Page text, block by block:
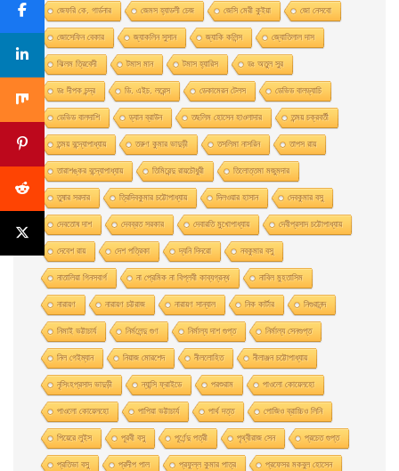
জেফরি কে. গার্ডনার জেমস হ্যাডলী চেজ জেসি মেরী কুইয়া জো নেসবো
জোসেফিন বেকার জ্যাকলিন সুসান জ্যাকি কলিন্স জ্যোতিলাল দাস
ঝিলম ত্রিবেদী টমাস মান টমাস হ্যারিস ডঃ অতুল সুর
ডঃ দীপক চন্দ্র ডি. এইচ. লরেন্স ডেকামেরন টেলস ডেভিড বালড্যাচি
ডেভিড বালদাশি ড্যান ব্রাউন তছলিম হোসেন হাওলাদার তন্ময় চক্রবর্তী
তন্ময় বন্দ্যোপাধ্যায় তরুণ কুমার ভাদুড়ী তসলিমা নাসরিন তাপস রায়
তারাশঙ্কর বন্দ্যোপাধ্যায় তিমিরেন্দু রায়চৌধুরী তিলোত্তমা মজুমদার
তুষার সরদার ত্রিদিবকুমার চট্টোপাধ্যায় দিলওয়ার হাসান দেবকুমার বসু
দেবতোষ দাশ দেবব্রত সরকার দেবারতি মুখােপাধ্যায় দেবীপ্রসাদ চট্টোপাধ্যায়
দেবেশ রায় দেশ পত্রিকা দ্যনি দিদরো নবকুমার বসু
নাতালিয়া গিনসবার্গ না প্রেমিক না বিপ্লবী কাব্যগ্রন্থ নাবিল মুহতাসিম
নারায়ণ নারায়ণ চট্টরাজ নারায়ণ সান্যাল নিক কার্টার নিগুরানন্দ
নিমাই ভট্টাচার্য নির্মলেন্দু গুণ নির্মাল্য দাশ গুপ্ত নির্মাল্য সেনগুপ্ত
নিল গেইম্যান নিয়াজ মোরশেদ নীললােহিত নীলাঞ্জন চট্টোপাধ্যায়
নৃসিংহপ্রসাদ ভাদুড়ী ন্যান্সি ফ্রাইডে পরশুরাম পাওলাে কোয়েলহাে
পাওলাে কোয়েলহো পাপিয়া ভট্টাচার্য পার্থ দত্ত পােজিও ব্রাচ্চিও লিনি
পিয়েরে লুইস পূরবী বসু পূর্ণেন্দু পত্রী পৃথ্বীরাজ সেন প্রচেত গুপ্ত
প্রতিভা বসু প্রদীপ পাল প্রফুল্ল কুমার পাত্র প্রফেসর মকবুল হােসেন